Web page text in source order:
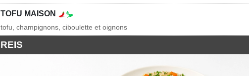
TOFU MAISON
tofu, champignons, ciboulette et oignons
REIS